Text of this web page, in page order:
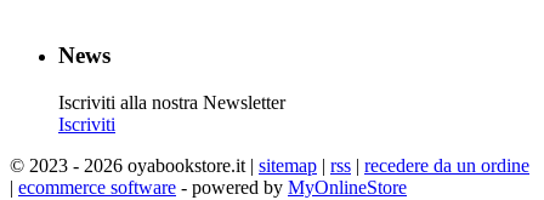
News
Iscriviti alla nostra Newsletter
Iscriviti
© 2023 - 2026 oyabookstore.it | sitemap | rss | recedere da un ordine
| ecommerce software - powered by MyOnlineStore